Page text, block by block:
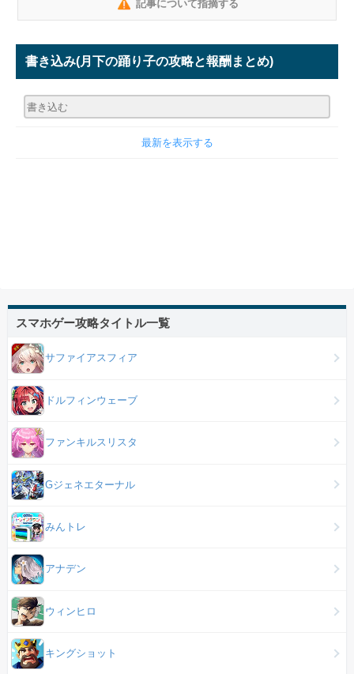
記事について指摘する
書き込み(月下の踊り子の攻略と報酬まとめ)
最新を表示する
スマホゲー攻略タイトル一覧
サファイアスフィア
ドルフィンウェーブ
ファンキルスリスタ
Gジェネエターナル
みんトレ
アナデン
ウィンヒロ
キングショット